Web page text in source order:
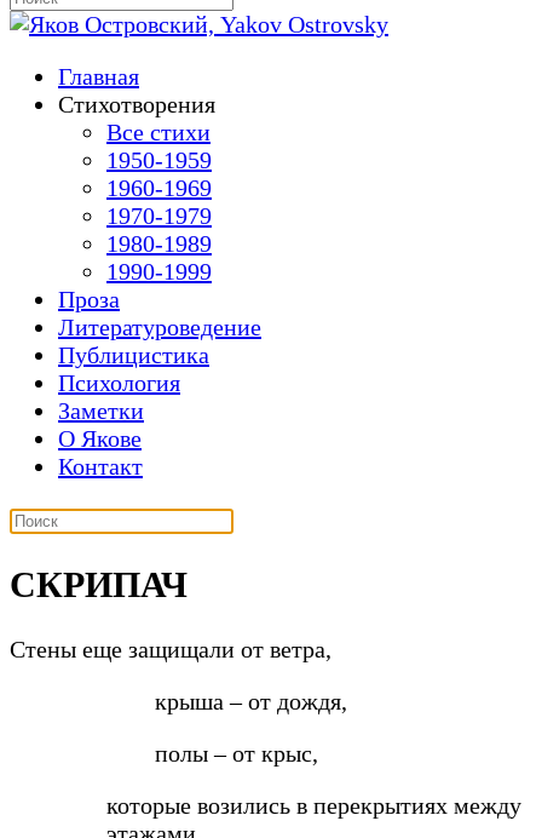
Главная
Стихотворения
Все стихи
1950-1959
1960-1969
1970-1979
1980-1989
1990-1999
Проза
Литературоведение
Публицистика
Психология
Заметки
О Якове
Контакт
СКРИПАЧ
Стены еще защищали от ветра,
крыша – от дождя,
полы – от крыс,
которые возились в перекрытиях между